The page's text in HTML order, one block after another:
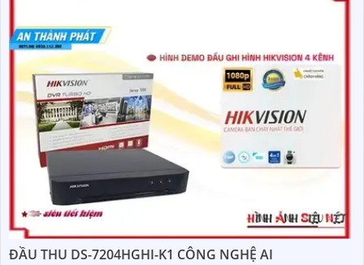
ĐẦU THU DS-7204HGHI-K1 CÔNG NGHỆ AI